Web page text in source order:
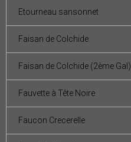
Etourneau sansonnet
Faisan de Colchide
Faisan de Colchide (2ème Gal)
Fauvette à Tête Noire
Faucon Crecerelle